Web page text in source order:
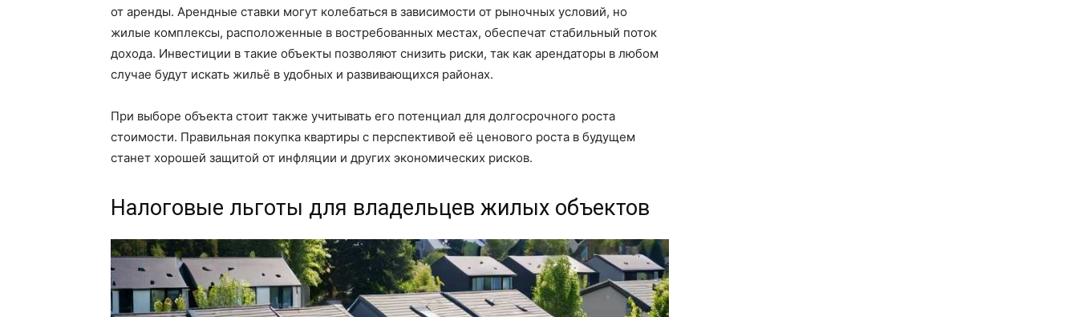
от аренды. Арендные ставки могут колебаться в зависимости от рыночных условий, но
жилые комплексы, расположенные в востребованных местах, обеспечат стабильный поток
дохода. Инвестиции в такие объекты позволяют снизить риски, так как арендаторы в любом
случае будут искать жильё в удобных и развивающихся районах.
При выборе объекта стоит также учитывать его потенциал для долгосрочного роста
стоимости. Правильная покупка квартиры с перспективой её ценового роста в будущем
станет хорошей защитой от инфляции и других экономических рисков.
Налоговые льготы для владельцев жилых объектов